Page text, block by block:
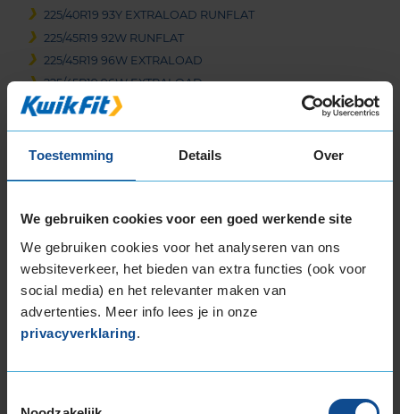
Toestemming Details Over
We gebruiken cookies voor een goed werkende site
We gebruiken cookies voor het analyseren van ons
websiteverkeer, het bieden van extra functies (ook voor
social media) en het relevanter maken van
advertenties. Meer info lees je in onze
privacyverklaring.
225/40R19 93Y EXTRALOAD RUNFLAT
225/45R19 92W RUNFLAT
225/45R19 96W EXTRALOAD
225/45R19 96W EXTRALOAD
225/45R19 96Y EXTRALOAD
225/55R19 103Y EXTRALOAD
225/55R19 103Y EXTRALOAD
235/40R19 96W EXTRALOAD
235/40R19 96W EXTRALOAD
235/40R19 96W EXTRALOAD
235/45R19 95V EXTRALOAD RUNFLAT
235/45R19 95W
235/45R19 99Y EXTRALOAD